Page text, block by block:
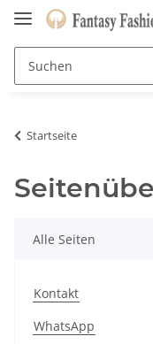
Startseite
Alle Seiten
Kontakt
WhatsApp